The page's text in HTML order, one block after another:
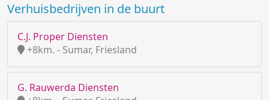
Verhuisbedrijven in de buurt
C.J. Proper Diensten
+8km. - Sumar, Friesland
G. Rauwerda Diensten